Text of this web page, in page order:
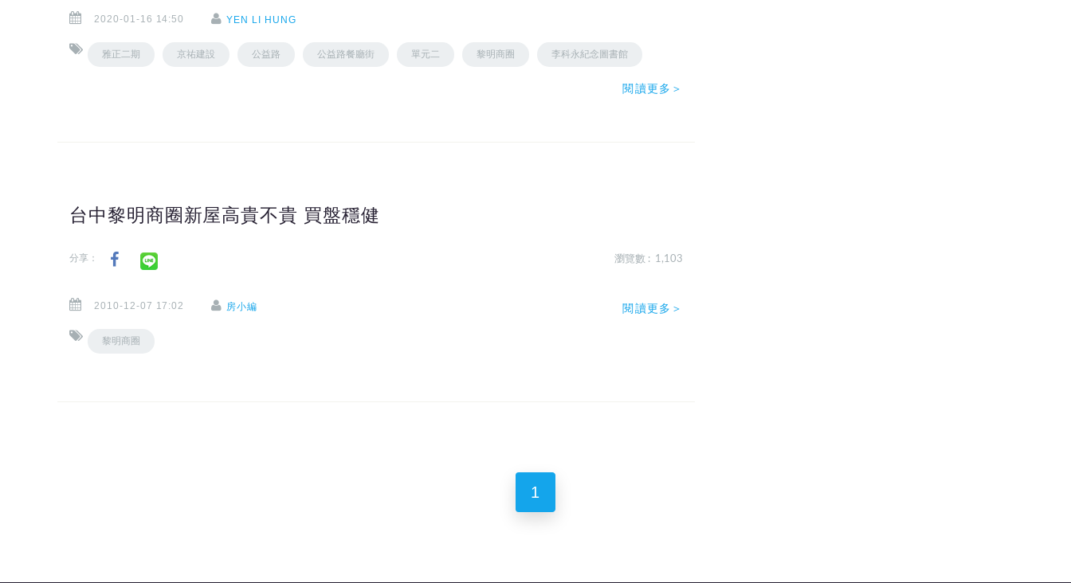
2020-01-16 14:50 YEN LI HUNG
雅正二期 京祐建設 公益路 公益路餐廳街 單元二 黎明商圈 李科永紀念圖書館
閱讀更多＞
台中黎明商圈新屋高貴不貴 買盤穩健
分享： 瀏覽數 : 1,103
2010-12-07 17:02 房小編
黎明商圈
閱讀更多＞
1